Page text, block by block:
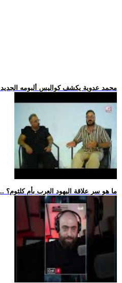
.. محمد عدوية يكشف كواليس ألبومه
.. ما هو سر علاقة اليهود العرب بأم كلثوم؟